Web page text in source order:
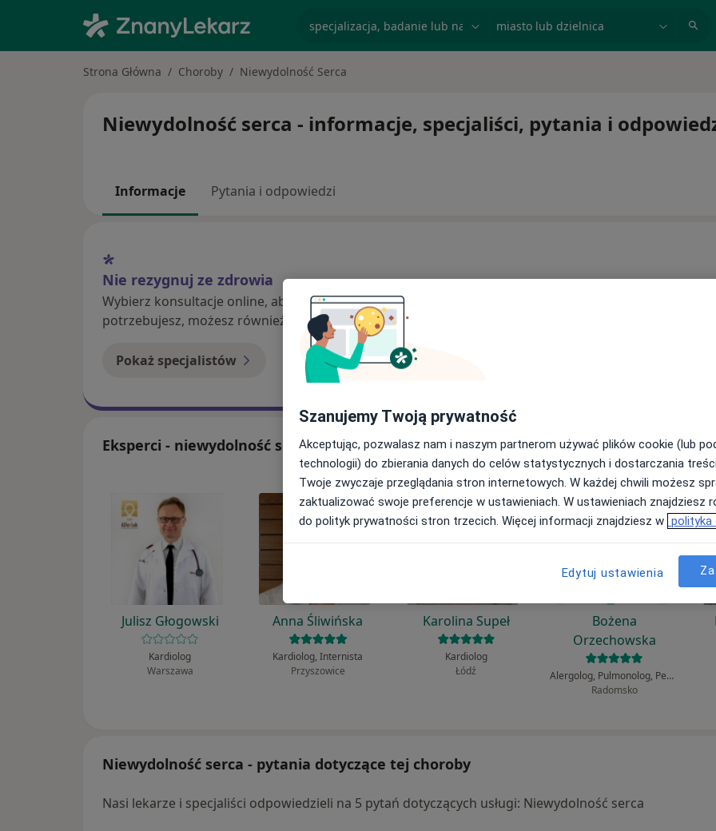
Strona Główna Choroby Niewydolność Serca
Niewydolność serca - informacje, specjaliści, pytania i
Informacje Pytania i odpowiedzi
Nie rezygnuj ze zdrowia
Wybierz konsultacje online, aby rozpocząć lub kontynuować leczenie bez wychodzenia z domu. Jeśli
potrzebujesz, możesz również umówić wizytę w gabinecie.
Pokaż specjalistów Jak to działa?
Eksperci - niewydolność serca
Julisz Głogowski
Kardiolog
Warszawa
Anna Śliwińska
Kardiolog, Internista
Przyszowice
Karolina Supeł
Kardiolog
Łódź
Bożena
Orzechowska
Alergolog, Pulmonolog, Pediatra
Radomsko
Niewydolność serca - pytania dotyczące tej choroby
Nasi lekarze i specjaliści odpowiedzieli na 5 pytań dotyczących usługi: Niewydolność serca
Szanujemy Twoją prywatność
Akceptując, pozwalasz nam i naszym partnerom używać plików cookie (lub
technologii) do zbierania danych do celów statystycznych i dostarczania
Twoje zwyczaje przeglądania stron internetowych. W każdej chwili możesz
zaktualizować swoje preferencje w ustawieniach. W ustawieniach znajdziesz
do polityk prywatności stron trzecich. Więcej informacji znajdziesz w polityka
Edytuj ustawienia